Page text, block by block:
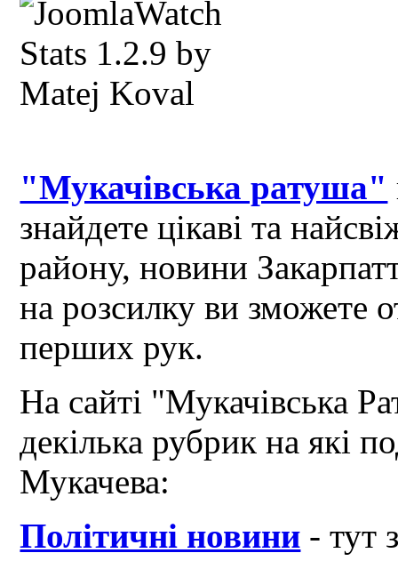
"Мукачівська ратуша"
знайдете цікаві та
району, новини
на розсилку ви зможете
перших рук.
На сайті "Мукачівська
декілька рубрик на які
Мукачева:
Політичні новини - тут